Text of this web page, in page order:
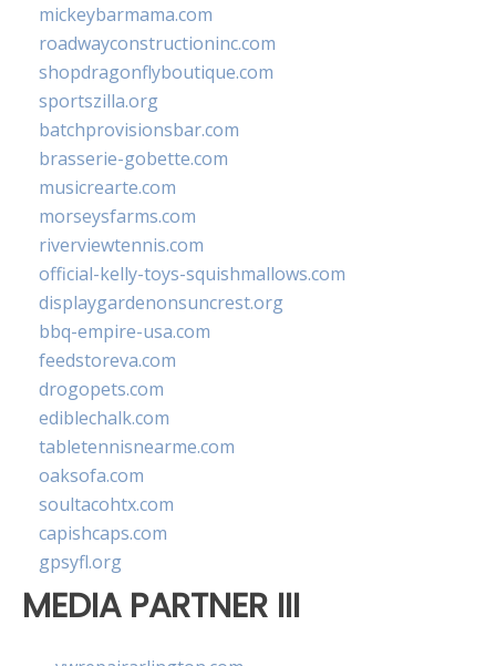
mickeybarmama.com
roadwayconstructioninc.com
shopdragonflyboutique.com
sportszilla.org
batchprovisionsbar.com
brasserie-gobette.com
musicrearte.com
morseysfarms.com
riverviewtennis.com
official-kelly-toys-squishmallows.com
displaygardenonsuncrest.org
bbq-empire-usa.com
feedstoreva.com
drogopets.com
ediblechalk.com
tabletennisnearme.com
oaksofa.com
soultacohtx.com
capishcaps.com
gpsyfl.org
MEDIA PARTNER III